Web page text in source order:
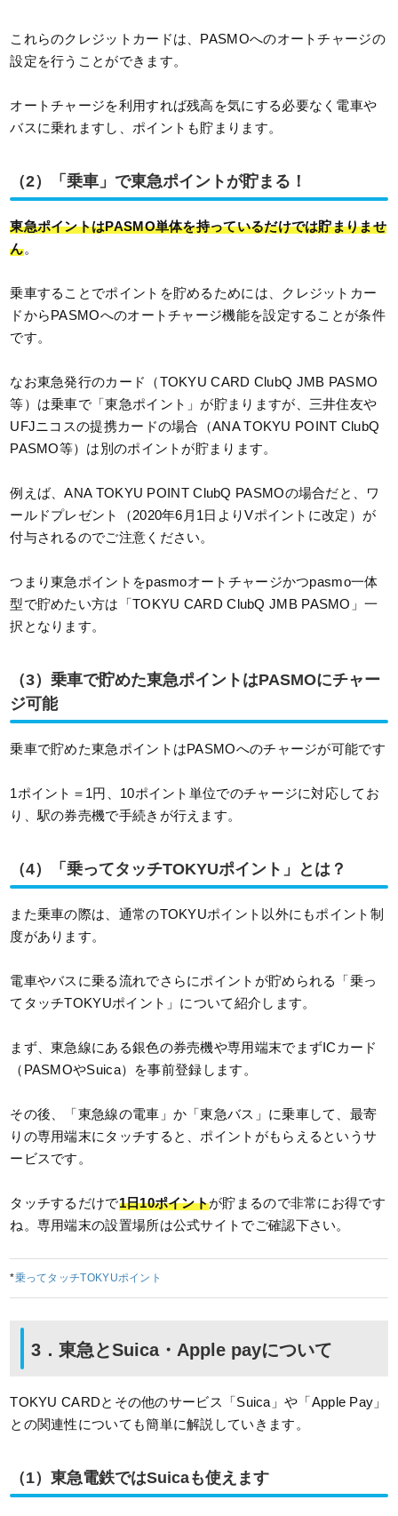
これらのクレジットカードは、PASMOへのオートチャージの
設定を行うことができます。
オートチャージを利用すれば残高を気にする必要なく電車や
バスに乗れますし、ポイントも貯まります。
（2）「乗車」で東急ポイントが貯まる！
東急ポイントはPASMO単体を持っているだけでは貯まりませ
ん。
乗車することでポイントを貯めるためには、クレジットカー
ドからPASMOへのオートチャージ機能を設定することが条件
です。
なお東急発行のカード（TOKYU CARD ClubQ JMB PASMO
等）は乗車で「東急ポイント」が貯まりますが、三井住友や
UFJニコスの提携カードの場合（ANA TOKYU POINT ClubQ
PASMO等）は別のポイントが貯まります。
例えば、ANA TOKYU POINT ClubQ PASMOの場合だと、ワ
ールドプレゼント（2020年6月1日よりVポイントに改定）が
付与されるのでご注意ください。
つまり東急ポイントをpasmoオートチャージかつpasmo一体
型で貯めたい方は「TOKYU CARD ClubQ JMB PASMO」一
択となります。
（3）乗車で貯めた東急ポイントはPASMOにチャー
ジ可能
乗車で貯めた東急ポイントはPASMOへのチャージが可能です
1ポイント＝1円、10ポイント単位でのチャージに対応してお
り、駅の券売機で手続きが行えます。
（4）「乗ってタッチTOKYUポイント」とは？
また乗車の際は、通常のTOKYUポイント以外にもポイント制
度があります。
電車やバスに乗る流れでさらにポイントが貯められる「乗っ
てタッチTOKYUポイント」について紹介します。
まず、東急線にある銀色の券売機や専用端末でまずICカード
（PASMOやSuica）を事前登録します。
その後、「東急線の電車」か「東急バス」に乗車して、最寄
りの専用端末にタッチすると、ポイントがもらえるというサ
ービスです。
タッチするだけで1日10ポイントが貯まるので非常にお得です
ね。専用端末の設置場所は公式サイトでご確認下さい。
*乗ってタッチTOKYUポイント
3．東急とSuica・Apple payについて
TOKYU CARDとその他のサービス「Suica」や「Apple Pay」
との関連性についても簡単に解説していきます。
（1）東急電鉄ではSuicaも使えます